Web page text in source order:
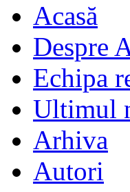
Acasă
Despre
Echipa
Ultimul
Arhiva
Autori